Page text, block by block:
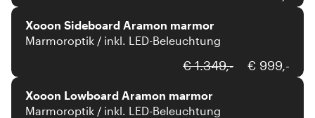
Xooon Sideboard Aramon marmor
Marmoroptik / inkl. LED-Beleuchtung
€ 1.349,- € 999,-
xooon
Xooon Lowboard Aramon marmor
Marmoroptik / inkl. LED-Beleuchtung